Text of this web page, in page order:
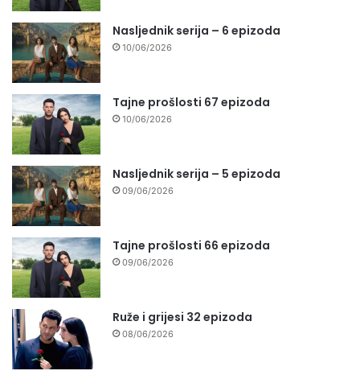
Nasljednik serija – 6 epizoda
10/06/2026
Tajne prošlosti 67 epizoda
10/06/2026
Nasljednik serija – 5 epizoda
09/06/2026
Tajne prošlosti 66 epizoda
09/06/2026
Ruže i grijesi 32 epizoda
08/06/2026